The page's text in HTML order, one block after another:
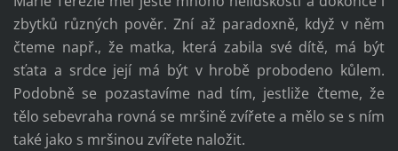
zbytků různých pověr. Zní až paradoxně, když v něm
čteme např., že matka, která zabila své dítě, má být
sťata a srdce její má být v hrobě probodeno kůlem.
Podobně se pozastavíme nad tím, jestliže čteme, že
tělo sebevraha rovná se mršině zvířete a mělo se s ním
také jako s mršinou zvířete naložit.